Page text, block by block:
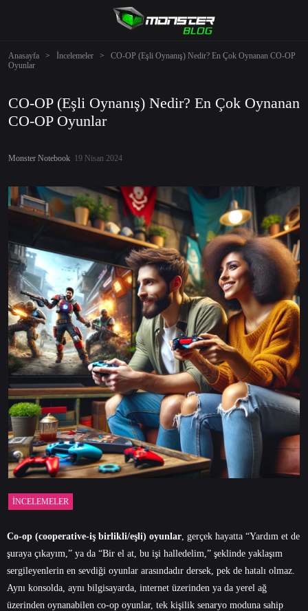
Anasayfa > İncelemeler > CO-OP (Eşli Oynanış) Nedir? En Çok Oynanan CO-OP
Oyunlar
CO-OP (Eşli Oynanış) Nedir? En Çok Oynanan
CO-OP Oyunlar
Monster Notebook 19 Nisan 2024
İNCELEMELER
Co-op (cooperative-iş birlikli/eşli) oyunlar, gerçek hayatta “Yardım et de
şuraya çıkayım,” ya da “Bir el at, bu işi halledelim,” şeklinde yaklaşım
sergileyenlerin en sevdiği oyunlar arasındadır dersek, pek de hatalı olmaz.
Aynı konsolda, aynı bilgisayarda, internet üzerinden ya da yerel ağ
üzerinden oynanabilen co-op oyunlar, tek kişilik senaryo moduna sahip